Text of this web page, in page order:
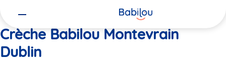
Crèche Babilou Montevrain
Dublin